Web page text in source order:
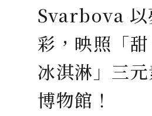
Svarbova 以
彩，映照「甜
冰淇淋」三
博物館！